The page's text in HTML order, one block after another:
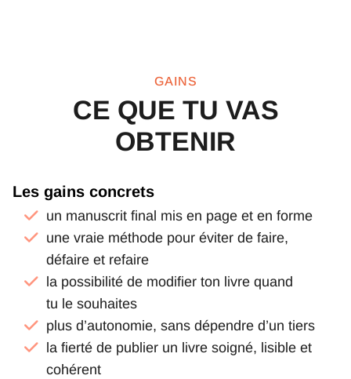
GAINS
CE QUE TU VAS
OBTENIR
Les gains concrets
un manuscrit final mis en page et en forme
une vraie méthode pour éviter de faire,
défaire et refaire
la possibilité de modifier ton livre quand
tu le souhaites
plus d’autonomie, sans dépendre d’un tiers
la fierté de publier un livre soigné, lisible et
cohérent